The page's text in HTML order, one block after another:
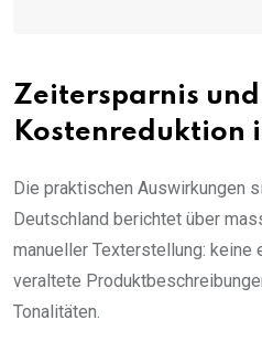
Zeitersparnis und
Kostenreduktion
Die praktischen Auswirkungen
Deutschland berichtet über
manueller Texterstellung: keine
veraltete
Tonalitäten.